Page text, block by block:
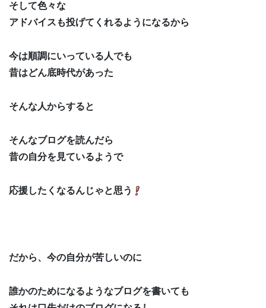
そして色々な
アドバイスも投げてくれるようになるから
今は順調にいっている人でも
昔はどん底時代があった
そんな人からすると
そんなブログを読んだら
昔の自分を見ているようで
応援したくなるんじゃと思う
だから、今の自分が苦しいのに
誰かのためになるようなブログを書いても